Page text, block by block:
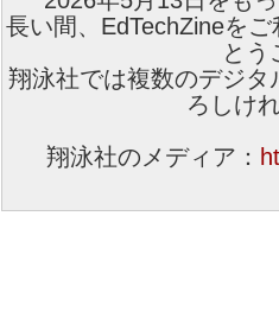
長い間、EdTechZineを
とう
翔泳社では複数のデジ
ろしけ
翔泳社のメディア：